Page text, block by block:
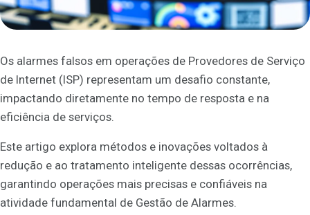
Os alarmes falsos em operações de Provedores de Serviço
de Internet (ISP) representam um desafio constante,
impactando diretamente no tempo de resposta e na
eficiência de serviços.
Este artigo explora métodos e inovações voltados à
redução e ao tratamento inteligente dessas ocorrências,
garantindo operações mais precisas e confiáveis na
atividade fundamental de Gestão de Alarmes.